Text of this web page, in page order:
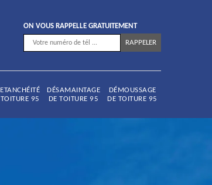
ON VOUS RAPPELLE GRATUITEMENT
ETANCHÉITÉ
TOITURE 95
DÉSAMAINTAGE
DE TOITURE 95
DÉMOUSSAGE
DE TOITURE 95